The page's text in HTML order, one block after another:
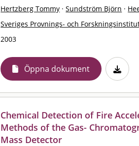
Hertzberg Tommy · Sundström Björn ·
Sveriges Provnings- och
2003
Öppna dokument
Chemical Detection of Fire
Methods of the Gas-
Mass Detector